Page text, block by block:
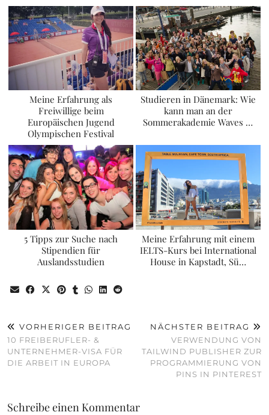
Meine Erfahrung als
Freiwillige beim
Europäischen Jugend
Olympischen Festival
Studieren in Dänemark: Wie
kann man an der
Sommerakademie Waves …
5 Tipps zur Suche nach
Stipendien für
Auslandsstudien
Meine Erfahrung mit einem
IELTS-Kurs bei International
House in Kapstadt, Sü…
VORHERIGER BEITRAG
10 FREIBERUFLER- &
UNTERNEHMER-VISA FÜR
DIE ARBEIT IN EUROPA
NÄCHSTER BEITRAG
VERWENDUNG VON
TAILWIND PUBLISHER ZUR
PROGRAMMIERUNG VON
PINS IN PINTEREST
Schreibe einen Kommentar